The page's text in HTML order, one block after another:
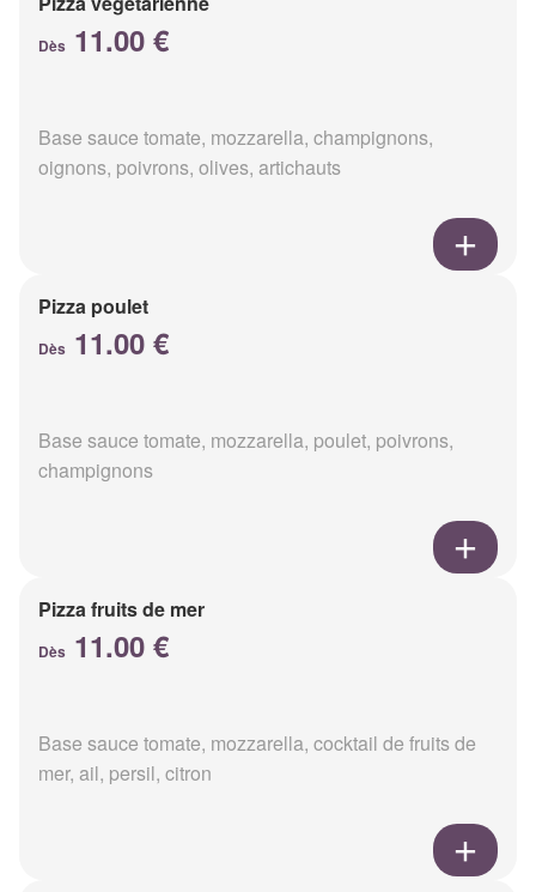
Dès 11.00 €
Base sauce tomate, mozzarella, champignons,
oignons, poivrons, olives, artichauts
Pizza poulet
Dès 11.00 €
Base sauce tomate, mozzarella, poulet, poivrons,
champignons
Pizza fruits de mer
Dès 11.00 €
Base sauce tomate, mozzarella, cocktail de fruits de
mer, ail, persil, citron